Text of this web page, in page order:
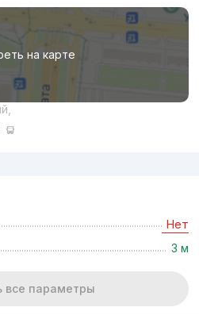
на карте
Нет
3 м
все параметры